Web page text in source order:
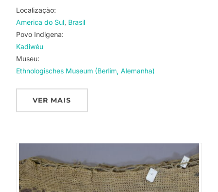
Localização:
America do Sul Brasil
Povo Indigena:
Kadiwéu
Museu:
Ethnologisches Museum (Berlim, Alemanha)
VER MAIS